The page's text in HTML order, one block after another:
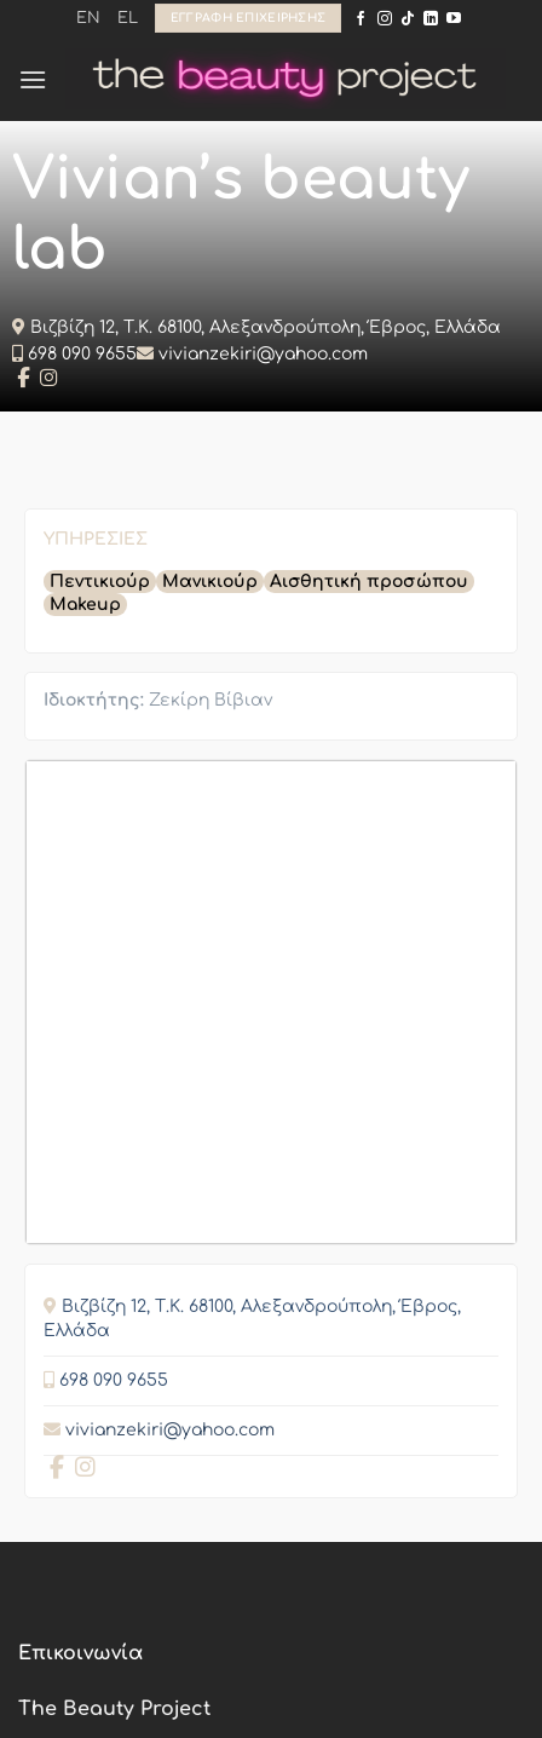
Μετάβαση
περιεχόμενο
EN EL ΕΓΓΡΑΦΉ ΕΠΙΧΕΊΡΗΣΗΣ
Vivian’s beauty
lab
Βιζβίζη 12, Τ.Κ. 68100, Αλεξανδρούπολη, Έβρος, Ελλάδα
698 090 9655
vivianzekiri@yahoo.com
ΥΠΗΡΕΣΊΕΣ
Πεντικιούρ Μανικιούρ
Αισθητική προσώπου
Makeup
Ιδιοκτήτης: Ζεκίρη Βίβιαν
Βιζβίζη 12, Τ.Κ. 68100, Αλεξανδρούπολη, Έβρος,
Ελλάδα
698 090 9655
vivianzekiri@yahoo.com
Επικοινωνία
The Beauty Project